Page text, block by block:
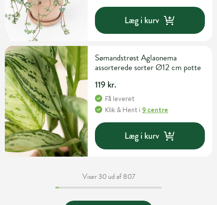
Læg i kurv
Sømandstrøst Aglaonema
assorterede sorter Ø12 cm potte
119 kr.
Få leveret
Klik & Hent i 9 centre
Læg i kurv
Viser 30 ud af 807